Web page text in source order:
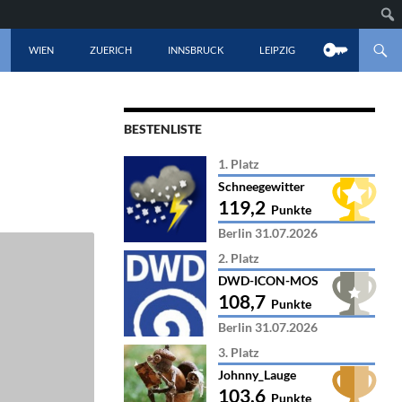
WIEN ZUERICH INNSBRUCK LEIPZIG
BESTENLISTE
1. Platz
Schneegewitter
119,2 Punkte
Berlin 31.07.2026
2. Platz
DWD-ICON-MOS
108,7 Punkte
Berlin 31.07.2026
3. Platz
Johnny_Lauge
103,6 Punkte